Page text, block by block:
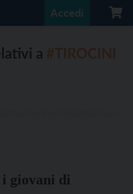
Accedi
a
giovani di